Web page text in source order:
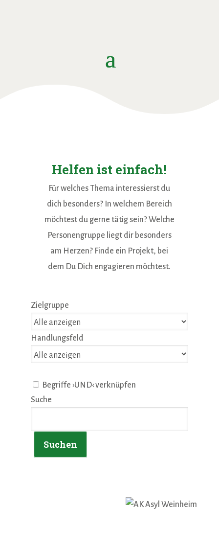
Helfen ist einfach!
Für welches Thema interessierst du
dich besonders? In welchem Bereich
möchtest du gerne tätig sein? Welche
Personengruppe liegt dir besonders
am Herzen? Finde ein Projekt, bei
dem Du Dich engagieren möchtest.
Zielgruppe
Handlungsfeld
Begriffe ›UND‹ verknüpfen
Suche
Suchen